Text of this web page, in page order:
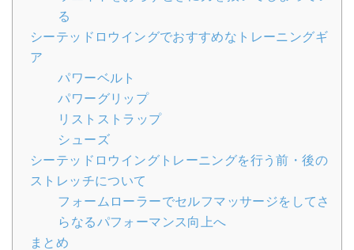
る
シーテッドロウイングでおすすめなトレーニングギ
ア
パワーベルト
パワーグリップ
リストストラップ
シューズ
シーテッドロウイングトレーニングを行う前・後の
ストレッチについて
フォームローラーでセルフマッサージをしてさ
らなるパフォーマンス向上へ
まとめ